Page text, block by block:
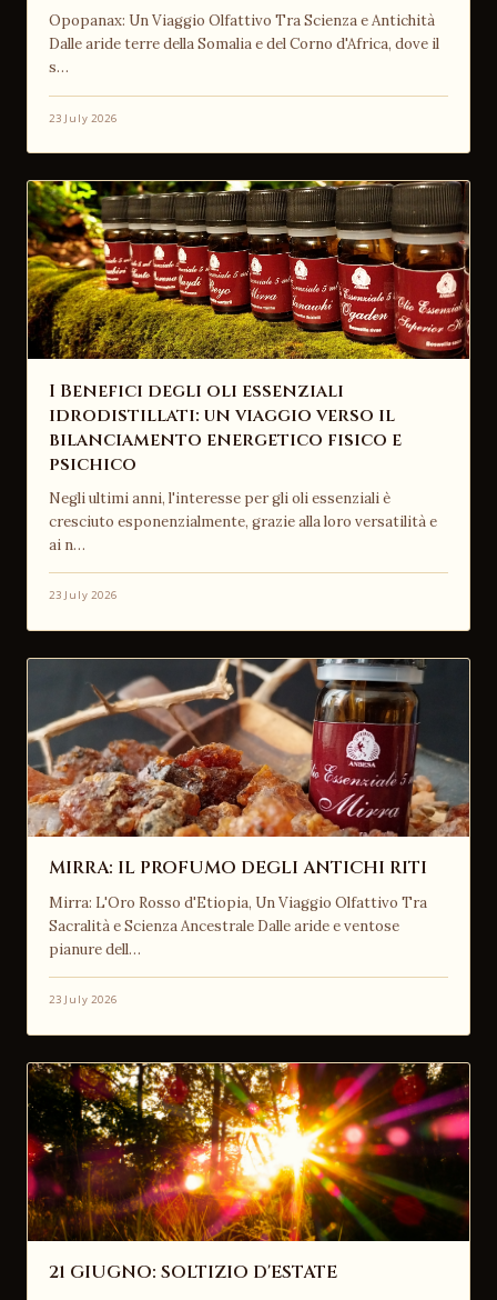
Opopanax: Un Viaggio Olfattivo Tra Scienza e Antichità
Dalle aride terre della Somalia e del Corno d'Africa, dove il
s…
23 July 2026
I Benefici degli oli essenziali
idrodistillati: un viaggio verso il
bilanciamento energetico fisico e
psichico
Negli ultimi anni, l'interesse per gli oli essenziali è
cresciuto esponenzialmente, grazie alla loro versatilità e
ai n…
23 July 2026
MIRRA: IL PROFUMO DEGLI ANTICHI RITI
Mirra: L'Oro Rosso d'Etiopia, Un Viaggio Olfattivo Tra
Sacralità e Scienza Ancestrale Dalle aride e ventose
pianure dell…
23 July 2026
21 GIUGNO: SOLTIZIO D'ESTATE